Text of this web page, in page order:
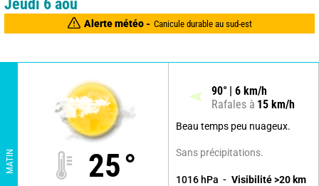
Jeudi 6 aoû
Alerte météo - Canicule durable au sud-est
MATIN 25°
90° 6 km/h
Rafales à 15 km/h
Beau temps peu nuageux.
Sans précipitations.
1016 hPa Visibilité >20 km